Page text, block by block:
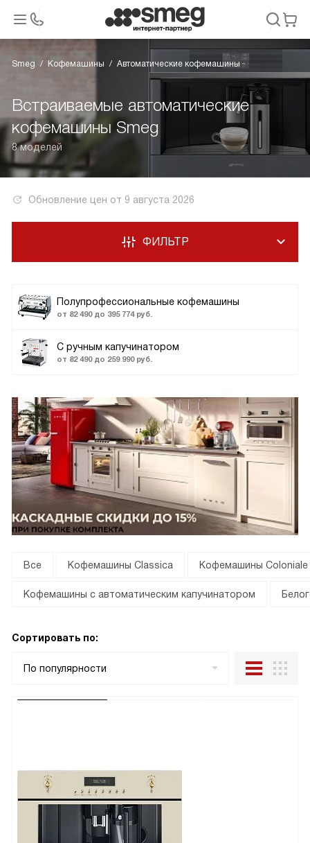
Smeg Кофемашины Автоматические кофемашины
Встраиваемые автоматические
кофемашины Smeg
8 моделей
Обновление цен от 9 августа 2026
Полупрофессиональные кофемашины
от 82 490 до 395 774 руб.
С ручным капучинатором
от 82 490 до 259 990 руб.
ФИЛЬТР
Все Кофемашины Classica Кофемашины Coloniale
Кофемашины с автоматическим капучинатором
Сортировать по:
По популярности